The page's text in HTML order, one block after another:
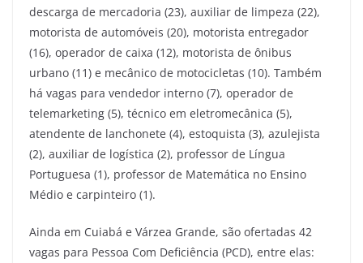
descarga de mercadoria (23), auxiliar de limpeza (22),
motorista de automóveis (20), motorista entregador
(16), operador de caixa (12), motorista de ônibus
urbano (11) e mecânico de motocicletas (10). Também
há vagas para vendedor interno (7), operador de
telemarketing (5), técnico em eletromecânica (5),
atendente de lanchonete (4), estoquista (3), azulejista
(2), auxiliar de logística (2), professor de Língua
Portuguesa (1), professor de Matemática no Ensino
Médio e carpinteiro (1).
Ainda em Cuiabá e Várzea Grande, são ofertadas 42
vagas para Pessoa Com Deficiência (PCD), entre elas: